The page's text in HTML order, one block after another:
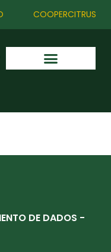
COOPERCITRUS
DE DADOS -